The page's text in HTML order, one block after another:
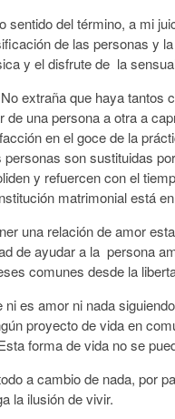
sentido del término, a mi
de las personas y
y el disfrute de la
extraña que haya tantos
una persona a otra a
en el goce de la
son sustituidas
y refuercen con el
matrimonial está
una relación de amor
de ayudar a la persona
comunes desde la
es amor ni nada
proyecto de vida en
forma de vida no se
a cambio de nada, por
la ilusión de vivir.